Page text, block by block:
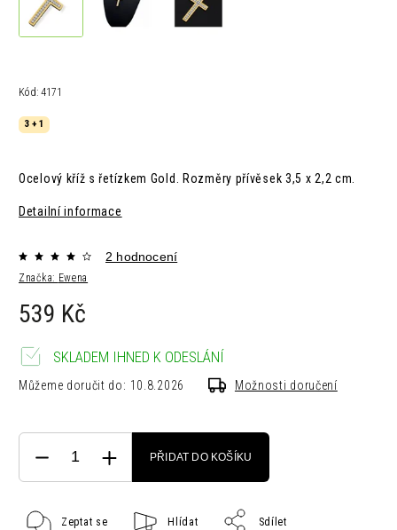
Kód: 4171
3 + 1
Ocelový kříž s řetízkem Gold. Rozměry přívěsek 3,5 x 2,2 cm.
Detailní informace
Značka: Ewena
2 hodnocení
539 Kč
SKLADEM IHNED K ODESLÁNÍ
Můžeme doručit do: 10.8.2026 Možnosti doručení
PŘIDAT DO KOŠÍKU
Zeptat se Hlídat Sdílet